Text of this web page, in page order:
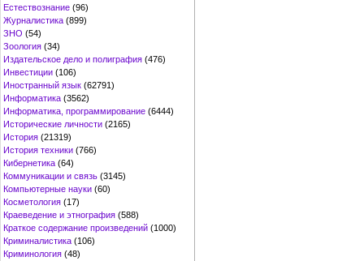
Естествознание (96)
Журналистика (899)
ЗНО (54)
Зоология (34)
Издательское дело и полиграфия (476)
Инвестиции (106)
Иностранный язык (62791)
Информатика (3562)
Информатика, программирование (6444)
Исторические личности (2165)
История (21319)
История техники (766)
Кибернетика (64)
Коммуникации и связь (3145)
Компьютерные науки (60)
Косметология (17)
Краеведение и этнография (588)
Краткое содержание произведений (1000)
Криминалистика (106)
Криминология (48)